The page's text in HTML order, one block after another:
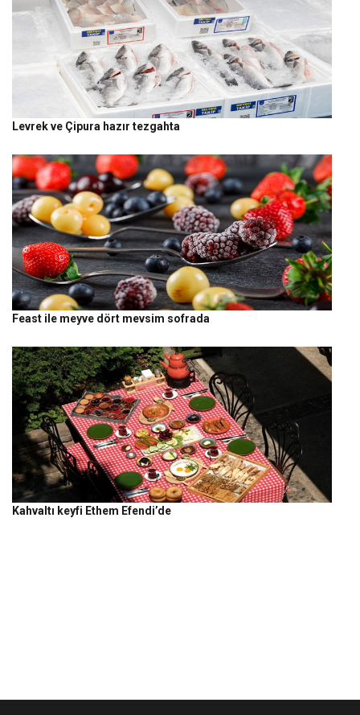
Levrek ve Çipura hazır tezgahta
Feast ile meyve dört mevsim sofrada
Kahvaltı keyfi Ethem Efendi’de